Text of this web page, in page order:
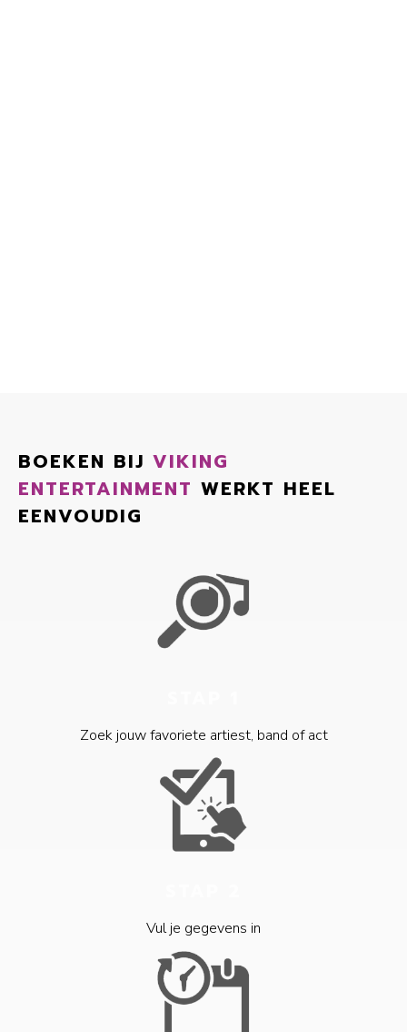
BOEKEN BIJ VIKING
ENTERTAINMENT WERKT HEEL
EENVOUDIG
Zoek jouw favoriete artiest, band of act
Vul je gegevens in